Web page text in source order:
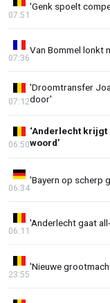
'Genk spoelt
07:51
Van Bommel lonkt
07:36
'Droomtransfer
door'
07:12
‘Anderlecht
woord’
06:50
'Bayern op scherp
06:34
'Anderlecht gaat
06:11
'Nieuwe
23:55